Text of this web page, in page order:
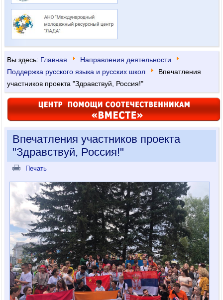
Вы здесь: Главная
Направления деятельности
Поддержка русского языка и русских школ
Впечатления
участников проекта "Здравствуй, Россия!"
Впечатления участников проекта
"Здравствуй, Россия!"
Печать